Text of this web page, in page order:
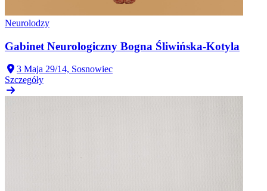
Neurolodzy
Gabinet Neurologiczny Bogna Śliwińska-Kotyla
3 Maja 29/14, Sosnowiec
Szczegóły